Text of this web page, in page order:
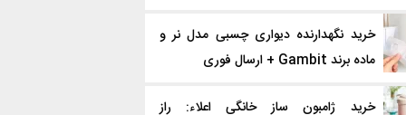
خرید نگهدارنده دیواری چسبی مدل نر و
ماده برند Gambit + ارسال فوری
خرید ژامبون ساز خانگی اعلاء: راز